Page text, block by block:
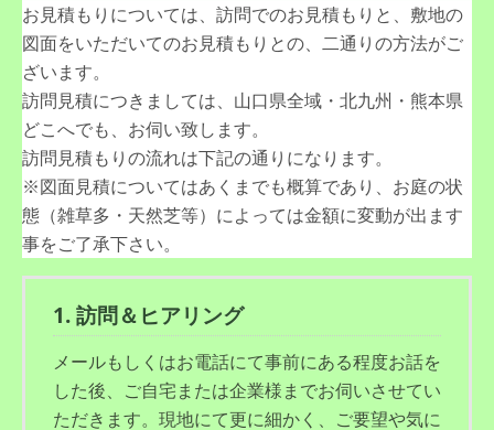
お見積もりについては、訪問でのお見積もりと、敷地の
図面をいただいてのお見積もりとの、二通りの方法がご
ざいます。
訪問見積につきましては、山口県全域・北九州・熊本県
どこへでも、お伺い致します。
訪問見積もりの流れは下記の通りになります。
※図面見積についてはあくまでも概算であり、お庭の状
態（雑草多・天然芝等）によっては金額に変動が出ます
事をご了承下さい。
1. 訪問＆ヒアリング
メールもしくはお電話にて事前にある程度お話を
した後、ご自宅または企業様までお伺いさせてい
ただきます。現地にて更に細かく、ご要望や気に